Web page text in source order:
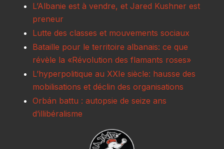
L’Albanie est à vendre, et Jared Kushner est
preneur
Lutte des classes et mouvements sociaux
Bataille pour le territoire albanais: ce que
révèle la «Révolution des flamants roses»
L’hyperpolitique au XXIe siècle: hausse des
mobilisations et déclin des organisations
Orbán battu : autopsie de seize ans
d’illibéralisme